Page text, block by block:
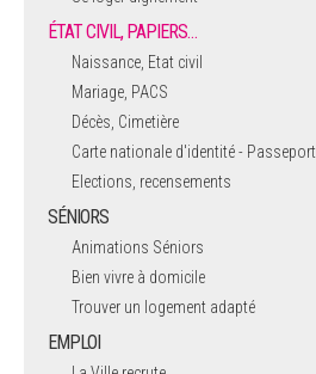
ÉTAT CIVIL, PAPIERS…
Naissance, Etat civil
Mariage, PACS
Décès, Cimetière
Carte nationale d'identité - Passeport
Elections, recensements
SÉNIORS
Animations Séniors
Bien vivre à domicile
Trouver un logement adapté
EMPLOI